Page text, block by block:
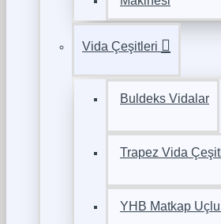
Vida Çeşitleri
Buldeks Vidalar
Trapez Vida
YHB Matkap